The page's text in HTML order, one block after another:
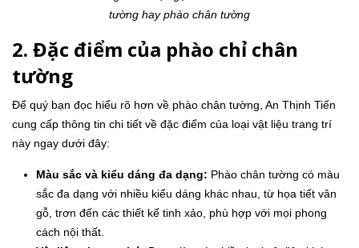
tường hay phào chân tường
2. Đặc điểm của phào chỉ chân
tường
Để quý bạn đọc hiểu rõ hơn về phào chân tường, An Thịnh Tiến
cung cấp thông tin chi tiết về đặc điểm của loại vật liệu trang trí
này ngay dưới đây:
Màu sắc và kiểu dáng đa dạng: Phào chân tường có màu
sắc đa dạng với nhiều kiểu dáng khác nhau, từ họa tiết vân
gỗ, trơn đến các thiết kế tinh xảo, phù hợp với mọi phong
cách nội thất.